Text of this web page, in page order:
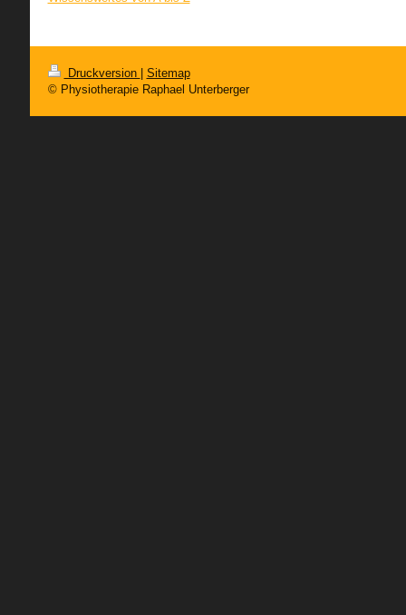
Druckversion
Sitemap
© Physiotherapie Raphael Unterberger